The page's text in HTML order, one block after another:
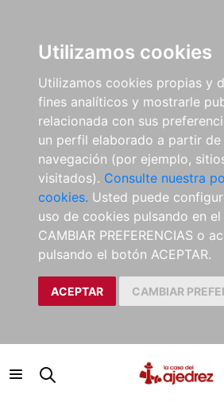
Utilizamos cookies
Utilizamos cookies propias y
fines analíticos y mostrarle
relacionada con sus
un perfil elaborado a partir
navegación (por ejemplo,
visitados). Consulte nuestra
cookies. Usted puede
uso de cookies pulsando en
CAMBIAR PREFERENCIAS o
pulsando el botón ACEPTAR.
ACEPTAR CAMBIAR